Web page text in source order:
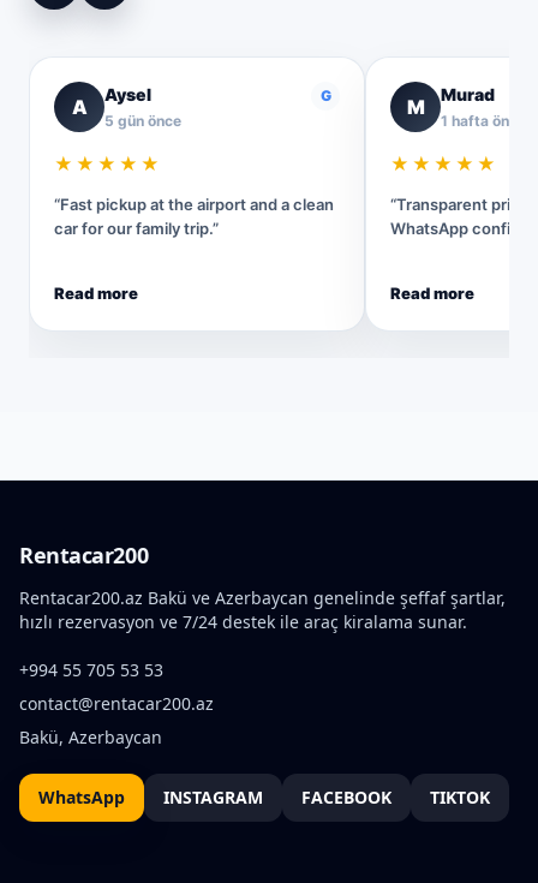
A
Aysel
5 gün önce
G
★★★★★
“Fast pickup at the airport and a clean
car for our family trip.”
Read more
M
Murad
1 hafta önce
★★★★★
“Transparent
WhatsApp
Read more
Rentacar200
Rentacar200.az Bakü ve Azerbaycan genelinde şeffaf şartlar,
hızlı rezervasyon ve 7/24 destek ile araç kiralama sunar.
+994 55 705 53 53
contact@rentacar200.az
Bakü, Azerbaycan
WhatsApp INSTAGRAM FACEBOOK TIKTOK